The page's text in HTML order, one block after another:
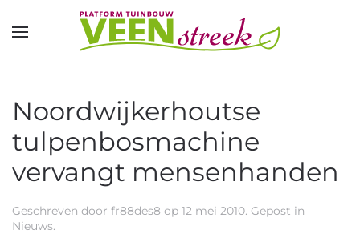
Overslaan en naar de inhoud gaan
Noordwijkerhoutse
tulpenbosmachine
vervangt mensenhanden
Geschreven door fr88des8 op 12 mei 2010. Gepost in
Nieuws.